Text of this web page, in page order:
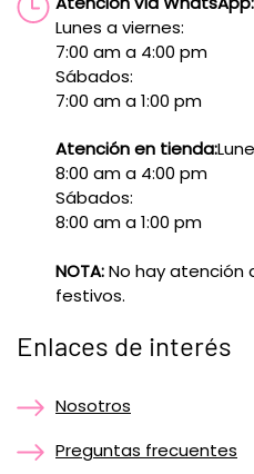
Lunes a viernes:
7:00 am a 4:00 pm
Sábados:
7:00 am a 1:00 pm
Atención en tienda:
8:00 am a 4:00 pm
Sábados:
8:00 am a 1:00 pm
NOTA:No hay atención
festivos.
Enlaces de interés
Nosotros
Preguntas frecuentes